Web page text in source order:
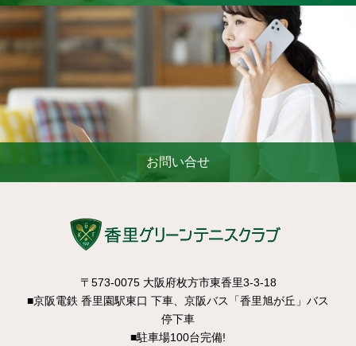
お問い合せ
〒573-0075 大阪府枚方市東香里3-3-18
■京阪電鉄 香里園駅東口 下車、京阪バス「香里旭が丘」バス
停下車
■駐車場100台完備!